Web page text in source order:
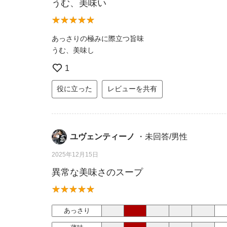
うむ、美味い
あっさりの極みに際立つ旨味
うむ、美味し
1
役に立った レビューを共有
ユヴェンティーノ ・未回答/男性
2025年12月15日
異常な美味さのスープ
あっさり